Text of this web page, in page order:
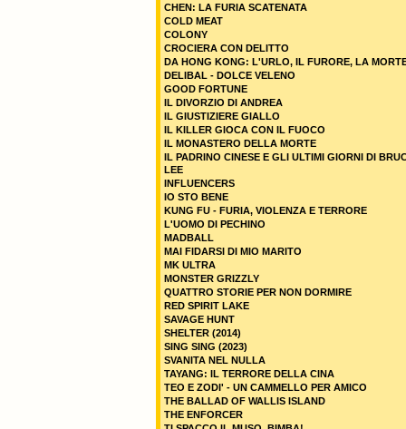
CHEN: LA FURIA SCATENATA
COLD MEAT
COLONY
CROCIERA CON DELITTO
DA HONG KONG: L'URLO, IL FURORE, LA
DELIBAL - DOLCE VELENO
GOOD FORTUNE
IL DIVORZIO DI ANDREA
IL GIUSTIZIERE GIALLO
IL KILLER GIOCA CON IL FUOCO
IL MONASTERO DELLA MORTE
IL PADRINO CINESE E GLI ULTIMI GIORNI DI
LEE
INFLUENCERS
IO STO BENE
KUNG FU - FURIA, VIOLENZA E TERRORE
L'UOMO DI PECHINO
MADBALL
MAI FIDARSI DI MIO MARITO
MK ULTRA
MONSTER GRIZZLY
QUATTRO STORIE PER NON DORMIRE
RED SPIRIT LAKE
SAVAGE HUNT
SHELTER (2014)
SING SING (2023)
SVANITA NEL NULLA
TAYANG: IL TERRORE DELLA CINA
TEO E ZODI' - UN CAMMELLO PER AMICO
THE BALLAD OF WALLIS ISLAND
THE ENFORCER